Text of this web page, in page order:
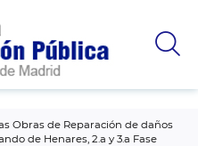
Obras de Reparación de daños
de Henares, 2.a y 3.a Fase